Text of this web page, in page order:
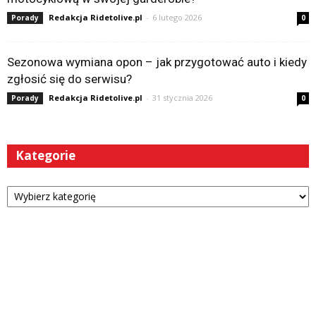
Porady Redakcja Ridetolive.pl - 6 lutego 2026 0
Sezonowa wymiana opon – jak przygotować auto i kiedy
zgłosić się do serwisu?
Porady Redakcja Ridetolive.pl - 31 stycznia 2026 0
Kategorie
Kategorie